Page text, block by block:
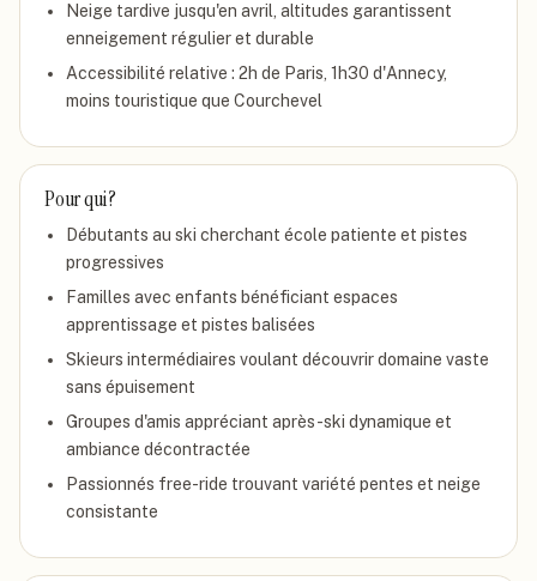
Neige tardive jusqu'en avril, altitudes garantissent
enneigement régulier et durable
Accessibilité relative : 2h de Paris, 1h30 d'Annecy,
moins touristique que Courchevel
Pour qui ?
Débutants au ski cherchant école patiente et pistes
progressives
Familles avec enfants bénéficiant espaces
apprentissage et pistes balisées
Skieurs intermédiaires voulant découvrir domaine vaste
sans épuisement
Groupes d'amis appréciant après-ski dynamique et
ambiance décontractée
Passionnés free-ride trouvant variété pentes et neige
consistante